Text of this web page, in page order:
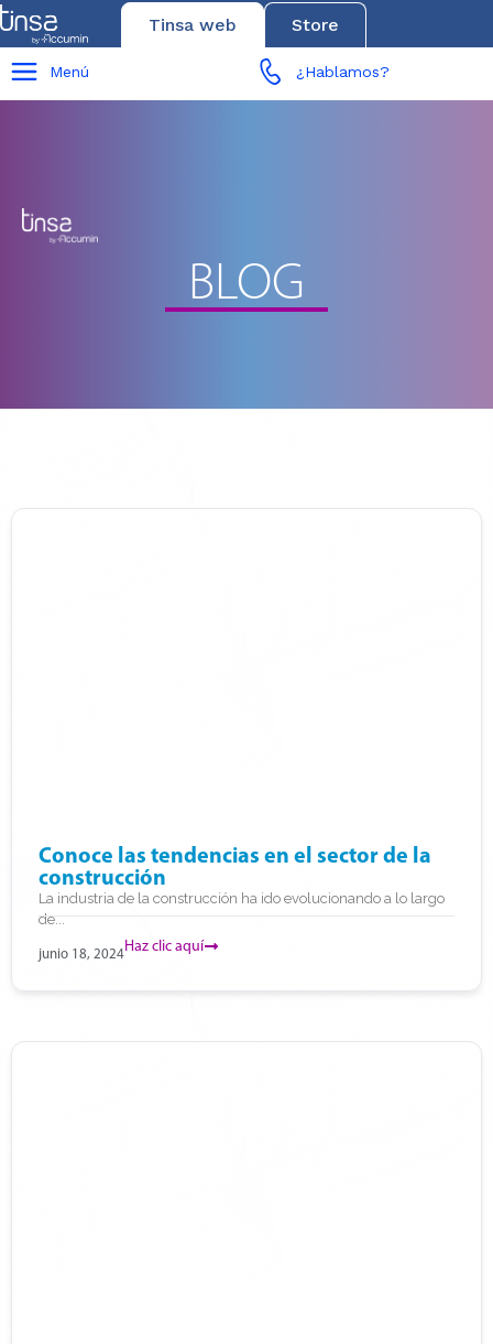
Tinsa web Store
Menú ¿Hablamos?
BLOG
Conoce las tendencias en el sector de la
construcción
La industria de la construcción ha ido evolucionando a lo largo
de...
junio 18, 2024Haz clic aquí